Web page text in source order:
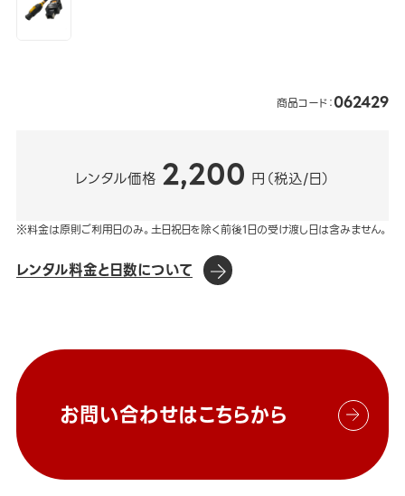
商品コード：062429
レンタル価格 2,200 円（税込/日）
※料金は原則ご利用日のみ。土日祝日を除く前後1日の受け渡し日は含みません。
レンタル料金と日数について
お問い合わせはこちらから